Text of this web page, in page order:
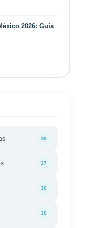
2026: Guía
39
37
36
30